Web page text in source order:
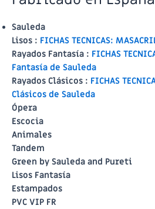
Sauleda
Lisos : FICHAS TECNICAS:
Rayados Fantasía : FICHAS
Fantasía de Sauleda
Rayados Clásicos : FICHAS
Clásicos de Sauleda
Ópera
Escocia
Animales
Tandem
Green by Sauleda and Pureti
Lisos Fantasía
Estampados
PVC VIP FR